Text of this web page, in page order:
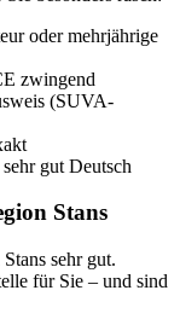
oder mehrjährige
zwingend
(SUVA-
gut Deutsch
Stans
sehr gut.
für Sie – und sind